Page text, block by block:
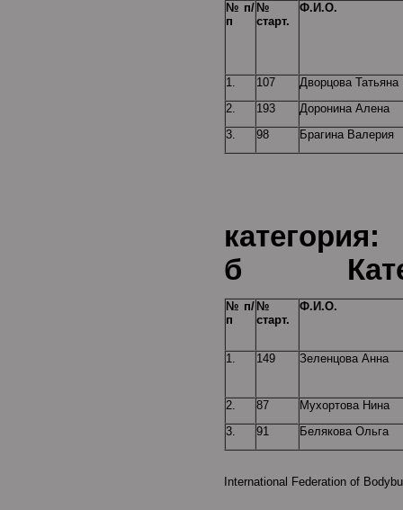
№ п/
п
№
старт.
Ф.И.О.
1. 107
Дворцова Татьяна
2.
193
Доронина Алена
3.
98 Брагина Валерия
б
№ п/
п
№
старт.
Ф.И.О.
1. 149 Зеленцова Анна
2. 87
Мухортова Нина
3.
91 Белякова Ольга
International Federation of